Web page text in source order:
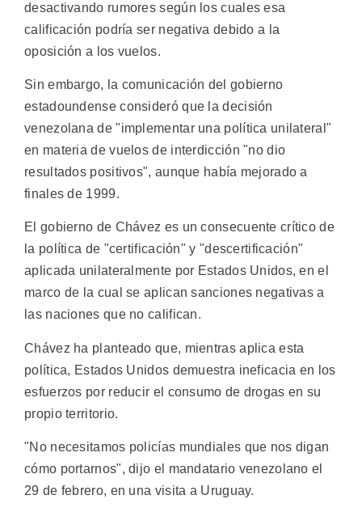
desactivando rumores según los cuales esa
calificación podría ser negativa debido a la
oposición a los vuelos.
Sin embargo, la comunicación del gobierno
estadoundense consideró que la decisión
venezolana de "implementar una política unilateral"
en materia de vuelos de interdicción "no dio
resultados positivos", aunque había mejorado a
finales de 1999.
El gobierno de Chávez es un consecuente crítico de
la política de "certificación" y "descertificación"
aplicada unilateralmente por Estados Unidos, en el
marco de la cual se aplican sanciones negativas a
las naciones que no califican.
Chávez ha planteado que, mientras aplica esta
política, Estados Unidos demuestra ineficacia en los
esfuerzos por reducir el consumo de drogas en su
propio territorio.
"No necesitamos policías mundiales que nos digan
cómo portarnos", dijo el mandatario venezolano el
29 de febrero, en una visita a Uruguay.